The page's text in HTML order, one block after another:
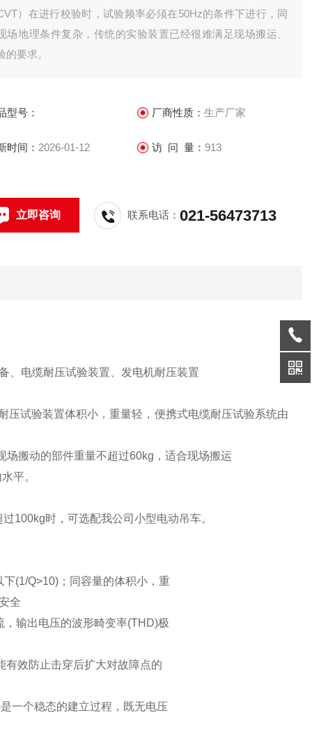
）在进行校验时，试验频率必须在50Hz的条件下进行，同
场地理条件复杂，传统的实验装置已经很难满足现场搬运、
的要求。
型号： 厂商性质： 生产厂家
时间： 2026-01-12 访 问 量： 913
立即咨询 联系电话：021-56473713
、电缆耐压试验装置、发电机耐压装置
试验装置体积小，重量轻，便携式电缆耐压试验系统由
搬动的部件重量不超过60kg，适合现场搬运
平。
100kg时，可选配我公司小型电动吊车。
(1/Q>10)；同容量的体积小，重
全
输出电压的波形畸变率(THD)极
有效防止击穿后扩大对故障点的
一个稳态的建立过程，既无电压